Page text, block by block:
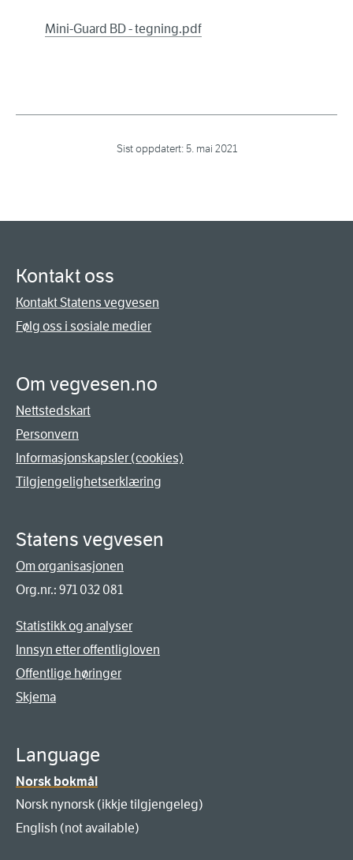
Mini-Guard BD - tegning.pdf
Sist oppdatert:5. mai 2021
Kontakt oss
Kontakt Statens vegvesen
Følg oss i sosiale medier
Om vegvesen.no
Nettstedskart
Personvern
Informasjonskapsler (cookies)
Tilgjengelighetserklæring
Statens vegvesen
Om organisasjonen
Org.nr.: 971 032 081
Statistikk og analyser
Innsyn etter offentligloven
Offentlige høringer
Skjema
Language
Norsk bokmål
Norsk nynorsk (ikkje tilgjengeleg)
English (not available)